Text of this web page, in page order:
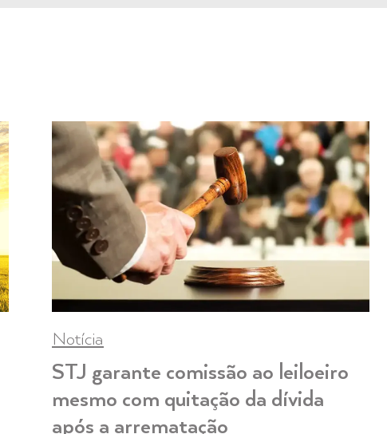
Notícia
STJ garante comissão ao leiloeiro
mesmo com quitação da dívida
após a arrematação